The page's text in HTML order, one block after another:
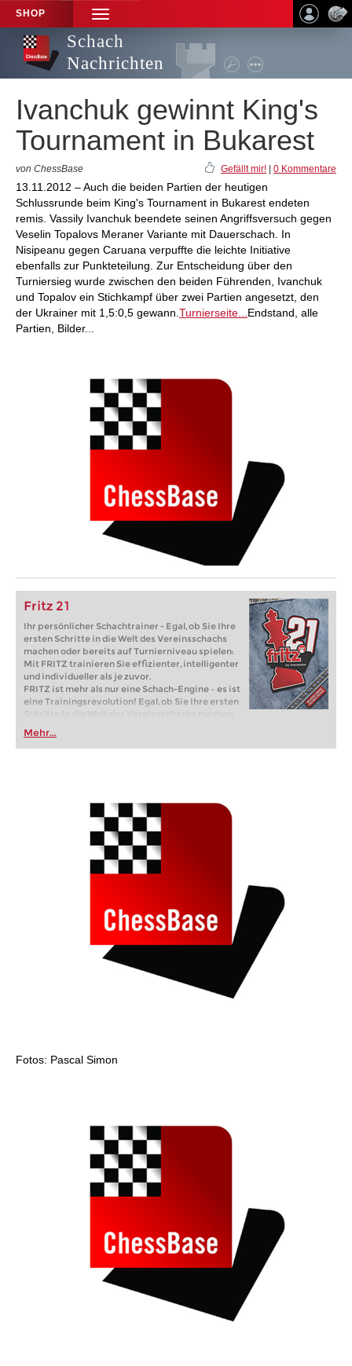
SHOP
TOGGLE
NAVIGATION
Schach
Nachrichten
Ivanchuk gewinnt King's
Tournament in Bukarest
von ChessBase Gefällt mir! 0 Kommentare
13.11.2012 – Auch die beiden Partien der heutigen
Schlussrunde beim King's Tournament in Bukarest endeten
remis. Vassily Ivanchuk beendete seinen Angriffsversuch gegen
Veselin Topalovs Meraner Variante mit Dauerschach. In
Nisipeanu gegen Caruana verpuffte die leichte Initiative
ebenfalls zur Punkteteilung. Zur Entscheidung über den
Turniersieg wurde zwischen den beiden Führenden, Ivanchuk
und Topalov ein Stichkampf über zwei Partien angesetzt, den
der Ukrainer mit 1,5:0,5 gewann. Turnierseite... Endstand, alle
Partien, Bilder...
Fritz 21
Ihr persönlicher Schachtrainer - Egal, ob Sie Ihre
ersten Schritte in die Welt des Vereinsschachs
machen oder bereits auf Turnierniveau spielen:
Mit FRITZ trainieren Sie effizienter, intelligenter
und individueller als je zuvor.
FRITZ ist mehr als nur eine Schach-Engine – es ist
eine Trainingsrevolution! Egal, ob Sie Ihre ersten
Schritte in die Welt des Vereinsschachs machen
oder bereits auf Turnierniveau spielen: Mit
FRITZ trainieren Sie effizienter, intelligenter und
individueller als je zuvor.
Mehr...
Fotos: Pascal Simon